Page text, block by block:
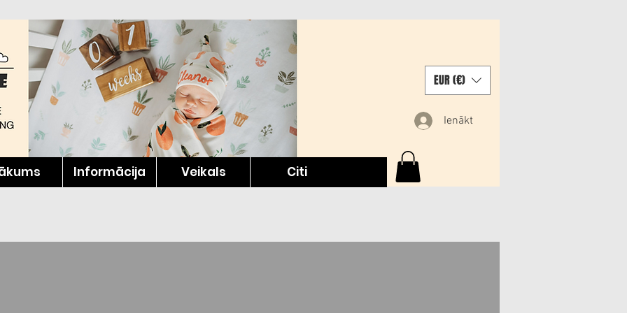
EUR (€)
Ienākt
Informācija Veikals Citi